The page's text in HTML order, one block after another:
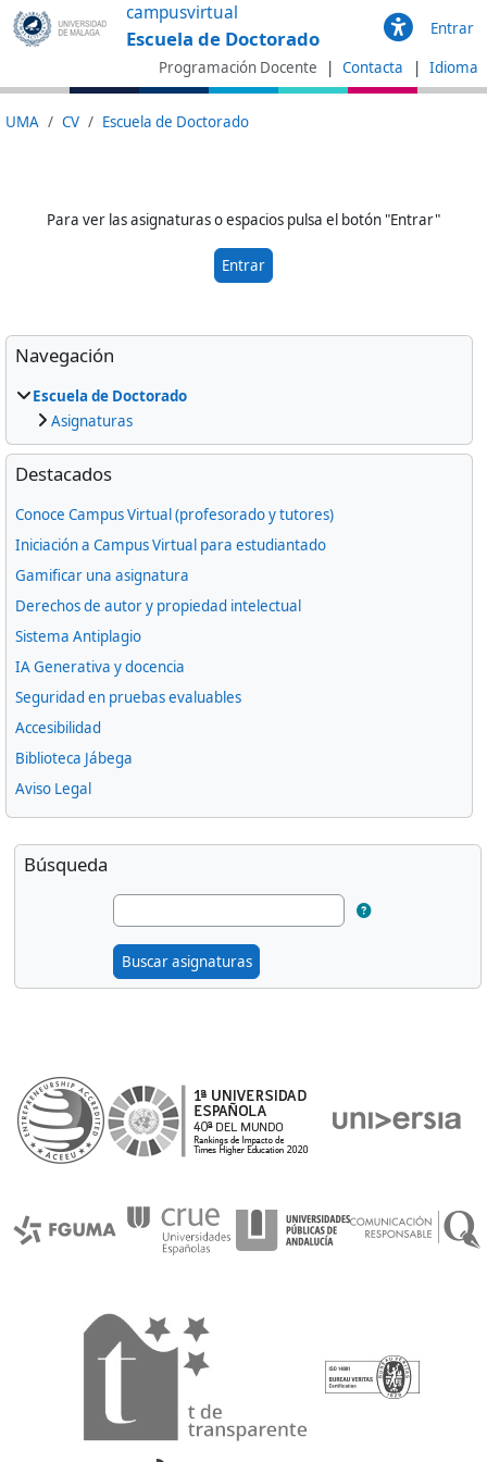
Saltar al contenido principal
campusvirtual
Escuela de Doctorado
Entrar
Programación Docente
Contacta Idioma
UMA CV Escuela de Doctorado
Para ver las asignaturas o espacios pulsa el botón "Entrar"
Entrar
Bloques
Omitir Navegación
Navegación
Escuela de Doctorado
Asignaturas
Omitir Destacados
Destacados
Conoce Campus Virtual (profesorado y tutores)
Iniciación a Campus Virtual para estudiantado
Gamificar una asignatura
Derechos de autor y propiedad intelectual
Sistema Antiplagio
IA Generativa y docencia
Seguridad en pruebas evaluables
Accesibilidad
Biblioteca Jábega
Aviso Legal
Bloques suplementarios
Omitir Búsqueda
Búsqueda
Buscar asignaturas